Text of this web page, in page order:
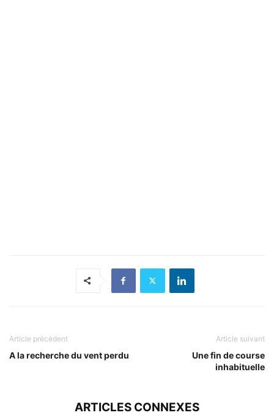
Article précédent
A la recherche du vent perdu
Article suivant
Une fin de course
inhabituelle
ARTICLES CONNEXES